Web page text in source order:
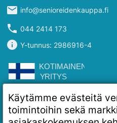
mail info@senioreidenkauppa.fi
phone 044 2414 173
info Y-tunnus: 2986916-4
Käytämme evästeitä
toimintoihin sekä